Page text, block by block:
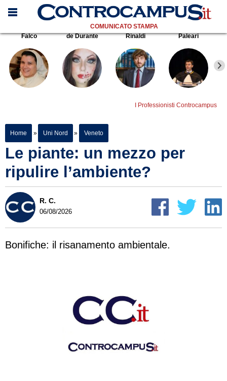
COMUNICATO STAMPA
Falco
de Durante Rinaldi Paleari
I Professionisti Controcampus
Home » Uni Nord » Veneto
Le piante: un mezzo per
ripulire l’ambiente?
R. C.
06/08/2026
Bonifiche: il risanamento ambientale.